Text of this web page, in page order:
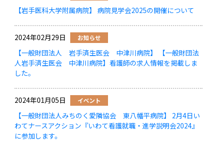
【岩手医科大学附属病院】 病院見学会2025の開催について
2024年02月29日 お知らせ
【一般財団法人 岩手済生医会 中津川病院】 【一般財団法
人岩手済生医会 中津川病院】看護師の求人情報を掲載しま
した。
2024年01月05日 イベント
【一般財団法人みちのく愛隣協会 東八幡平病院】 2月4日い
わてナースアクション『いわて看護就職・進学説明会2024』
に参加します。